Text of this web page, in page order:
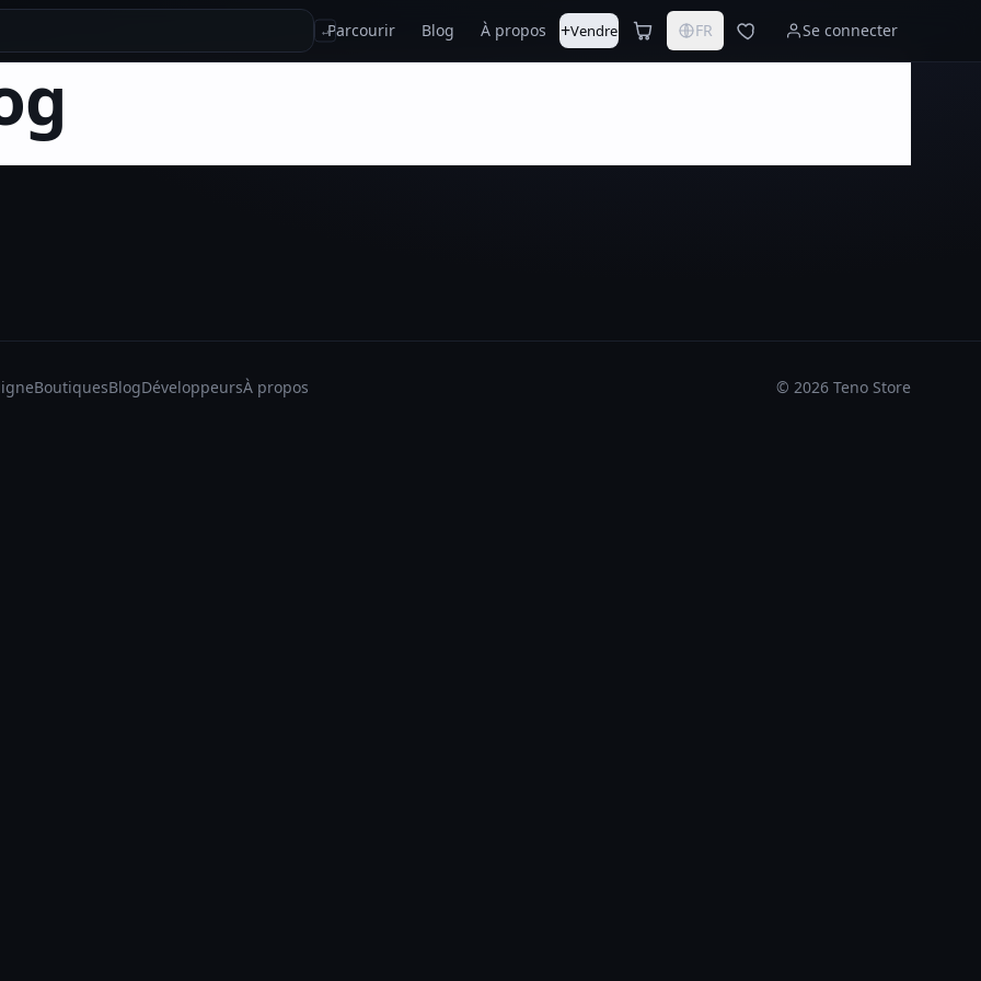
↵Parcourir Blog À propos +Vendre FR Se connecter
BoutiquesBlogDéveloppeursÀ propos © 2026 Teno Store